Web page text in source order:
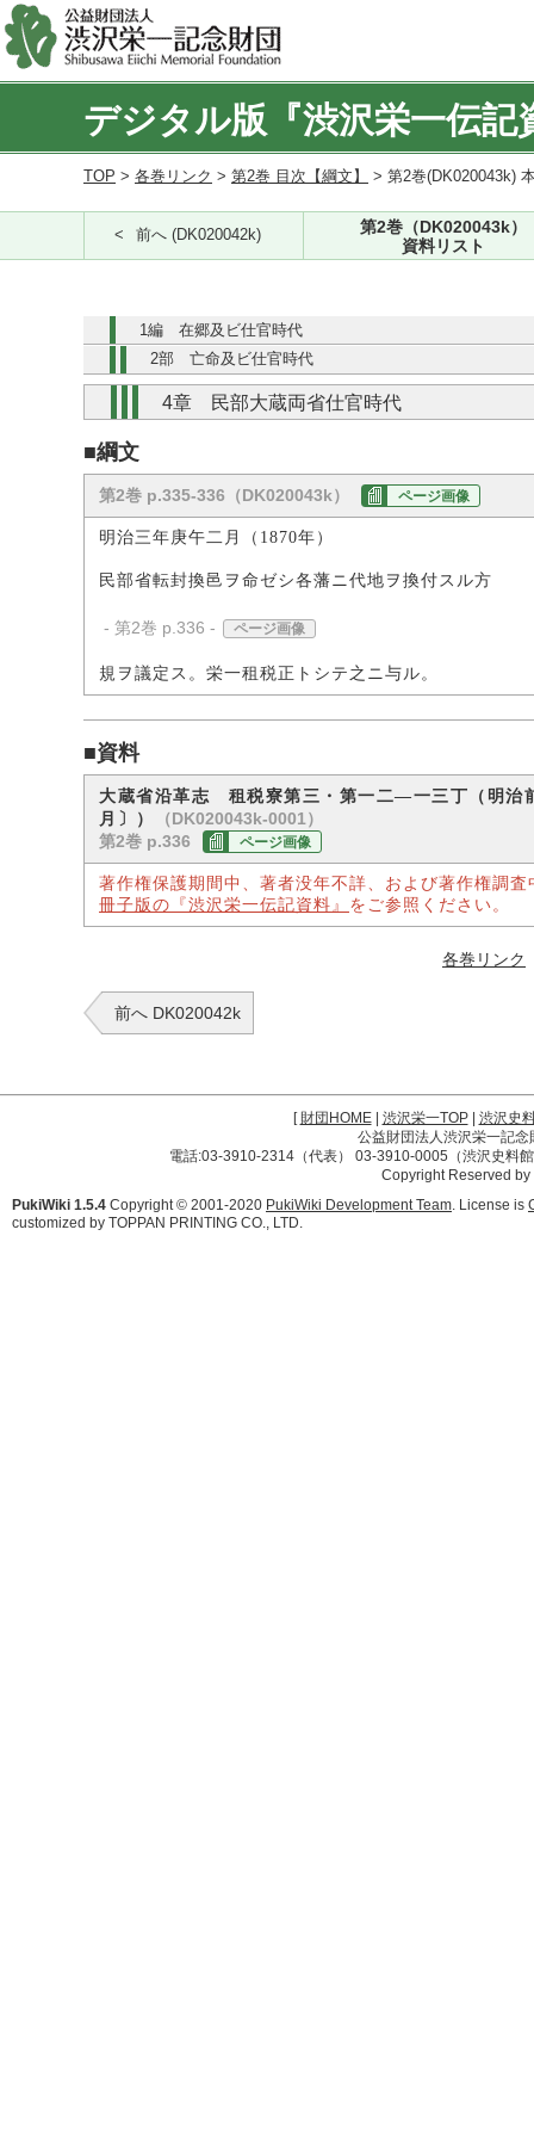
デジタル版『渋沢栄一伝記
TOP > 各巻リンク > 第2巻 目次【綱文】 > 第2巻(DK020043k)
前へ (DK020042k)
第2巻（DK020043k）
資料リスト
1編 在郷及ビ仕官時代
2部 亡命及ビ仕官時代
4章 民部大蔵両省仕官時代
■綱文
第2巻 p.335-336（DK020043k） ページ画像
明治三年庚午二月（1870年）
民部省転封換邑ヲ命ゼシ各藩ニ代地ヲ換付スル方
- 第2巻 p.336 - ページ画像
規ヲ議定ス。栄一租税正トシテ之ニ与ル。
■資料
大蔵省沿革志 租税寮第三・第一二―一三丁（明
月〕）
（DK020043k-0001）
第2巻 p.336
ページ画像
著作権保護期間中、著者没年不詳、および著作権調
冊子版の『渋沢栄一伝記資料』 をご参照ください。
各巻リンク
前へ DK020042k
[財団HOME| 渋沢栄一TOP| 渋沢史
公益財団法人渋沢栄一記
電話:03-3910-2314（代表） 03-3910-0005（渋沢史料
Copyright Reserved
PukiWiki 1.5.4 Copyright © 2001-2020 PukiWiki Development Team. License is
customized by TOPPAN PRINTING CO., LTD.